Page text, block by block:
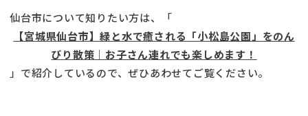
仙台市について知りたい方は、「
【宮城県仙台市】緑と水で癒される「小松島公園」をのん
びり散策｜お子さん連れでも楽しめます！
」で紹介しているので、ぜひあわせてご覧ください。